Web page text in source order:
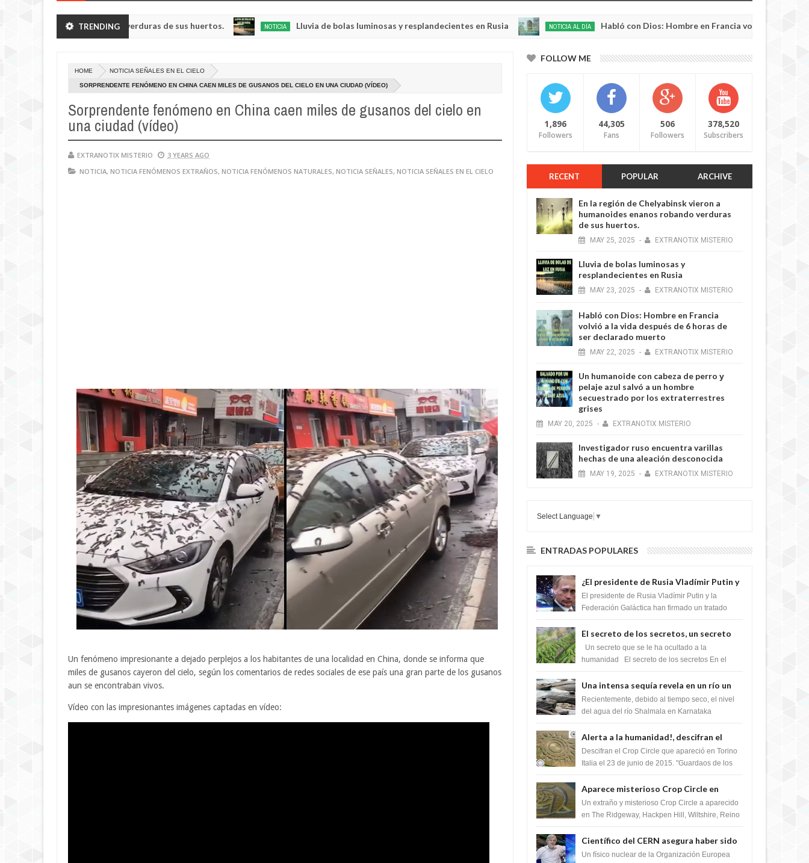
TRENDING
enanos robando verduras de sus huertos. NOTICIA Lluvia de bolas luminosas y resplandecientes en Rusia NOTICIA AL DÍA Habló con Dios: Hombre en Francia volvió a la vida después
HOME NOTICIA SEÑALES EN EL CIELO
SORPRENDENTE FENÓMENO EN CHINA CAEN MILES DE GUSANOS DEL CIELO EN UNA CIUDAD (VÍDEO)
Sorprendente fenómeno en China caen miles de gusanos del cielo en
una ciudad (vídeo)
EXTRANOTIX MISTERIO
3 YEARS AGO
NOTICIA, NOTICIA FENÓMENOS EXTRAÑOS, NOTICIA FENÓMENOS NATURALES, NOTICIA SEÑALES, NOTICIA SEÑALES EN EL CIELO
Un fenómeno impresionante a dejado perplejos a los habitantes de una localidad en China, donde se informa que
miles de gusanos cayeron del cielo, según los comentarios de redes sociales de ese país una gran parte de los gusanos
aun se encontraban vivos.
Vídeo con las impresionantes imágenes captadas en vídeo:
FOLLOW ME
1,896
Followers
44,305
Fans
506
Followers
378,520
Subscribers
RECENT POPULAR ARCHIVE
En la región de Chelyabinsk vieron a
humanoides enanos robando verduras
de sus huertos.
MAY 25, 2025 - EXTRANOTIX MISTERIO
Lluvia de bolas luminosas y
resplandecientes en Rusia
MAY 23, 2025 - EXTRANOTIX MISTERIO
Habló con Dios: Hombre en Francia
volvió a la vida después de 6 horas de
ser declarado muerto
MAY 22, 2025 - EXTRANOTIX MISTERIO
Un humanoide con cabeza de perro у
pelaje azul salvó a un hombre
secuestrado por los extraterrestres
grises
MAY 20, 2025 - EXTRANOTIX MISTERIO
Investigador ruso encuentra varillas
hechas de una aleación desconocida
MAY 19, 2025 - EXTRANOTIX MISTERIO
Select Language ▼
ENTRADAS POPULARES
¿El presidente de Rusia Vladímir Putin y
la Federación Galactica han firmado un
tratado para acabar con los Sionistas?
El presidente de Rusia Vladímir Putin y la
Federación Galáctica han firmado un tratado
Si...
El secreto de los secretos, un secreto
que cambiaría por completo el destino
de la humanidad
Un secreto que se le ha ocultado a la
humanidad El secreto de los secretos En el
m...
Una intensa sequía revela en un río un
impresionante hallazgo de miles de
Shiva Lingas
Recientemente, debido al tiempo seco, el nivel
del agua del río Shalmala en Karnataka
Shiv...
Alerta a la humanidad!, descifran el
mensaje del Crop Circle de Torino ,Italia
Descifran el Crop Circle que apareció en Torino
Italia el 23 de junio de 2015. "Guardaos de los
Aparece misterioso Crop Circle en
Reino Unido 23 de junio 2016
Un extraño y misterioso Crop Circle a aparecido
en The Ridgeway, Hackpen Hill, Wiltshire, Reino
Científico del CERN asegura haber sido
ayudado por seres de luz durante una
Un físico nuclear de la Organización Europea